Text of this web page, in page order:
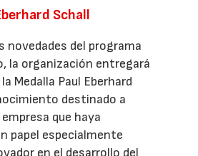
Schall
novedades del programa
la organización entregará
Medalla Paul Eberhard
destinado a
que haya
papel especialmente
en el desarrollo del